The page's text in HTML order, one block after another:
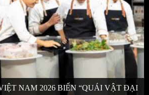
NAM 2026 BIẾN “QUÁI VẬT ĐẠI